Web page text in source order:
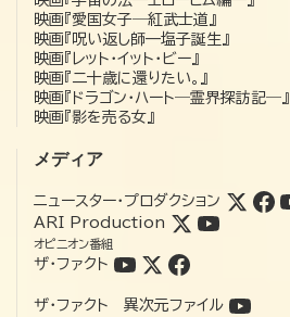
映画『愛国女子―紅武士道』
映画『呪い返し師—塩子誕生』
映画『レット・イット・ビー』
映画『二十歳に還りたい。』
映画『ドラゴン・ハート―霊界探訪記―』
映画『影を売る女』
メディア
ニュースター・プロダクション
ARI Production
オピニオン番組
ザ・ファクト
ザ・ファクト 異次元ファイル